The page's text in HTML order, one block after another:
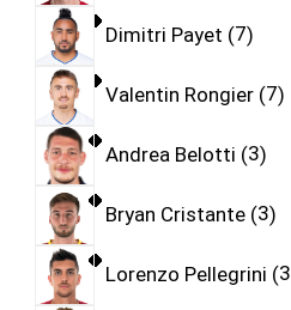
Dimitri Payet 7
Valentin Rongier 7
Andrea Belotti 3
Bryan Cristante 3
Lorenzo Pellegrini 3